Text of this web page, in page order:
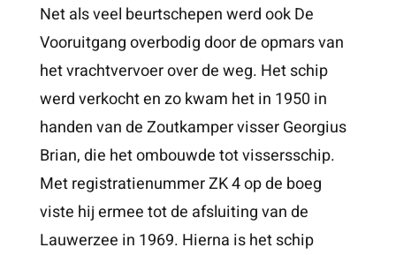
Net als veel beurtschepen werd ook De
Vooruitgang overbodig door de opmars van
het vrachtvervoer over de weg. Het schip
werd verkocht en zo kwam het in 1950 in
handen van de Zoutkamper visser Georgius
Brian, die het ombouwde tot vissersschip.
Met registratienummer ZK 4 op de boeg
viste hij ermee tot de afsluiting van de
Lauwerzee in 1969. Hierna is het schip